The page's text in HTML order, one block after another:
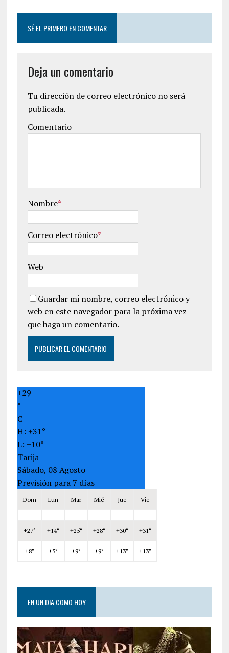
SÉ EL PRIMERO EN COMENTAR
Deja un comentario
Tu dirección de correo electrónico no será
publicada.
Comentario
Nombre*
Correo electrónico*
Web
Guardar mi nombre, correo electrónico y
web en este navegador para la próxima vez
que haga un comentario.
+29
°
C
H: +31°
L: +10°
Tarija
Sábado, 08 Agosto
Previsión para 7 días
Dom Lun Mar Mié Jue Vie
+27° +14° +25° +28° +30° +31°
+8° +5° +9° +9° +13° +13°
EN UN DIA COMO HOY